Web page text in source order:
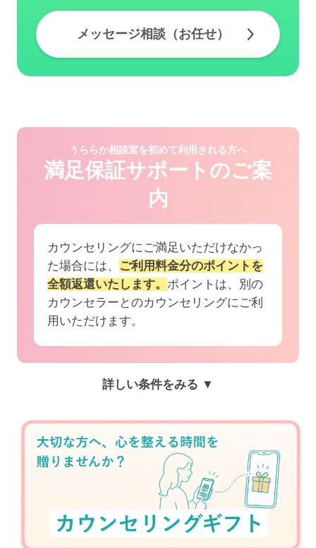
メッセージ相談（お任せ）
うららか相談室を初めて利用される方へ
満足保証サポートのご案
内
カウンセリングにご満足いただけなかっ
た場合には、
ご利用料金分のポイントを
全額返還いたします。 ポイントは、別の
カウンセラーとのカウンセリングにご利
用いただけます。
詳しい条件をみる ▼